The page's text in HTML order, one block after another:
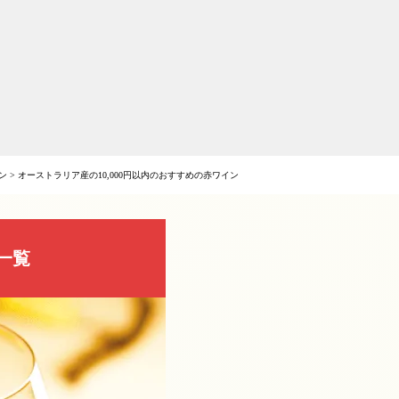
> オーストラリア産の10,000円以内のおすすめの赤ワイン
覧